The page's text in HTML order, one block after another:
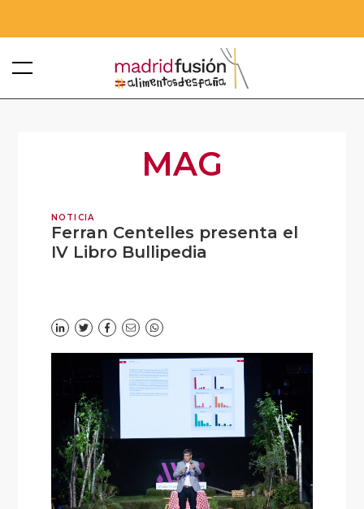
MAG
NOTICIA
Ferran Centelles presenta el
IV Libro Bullipedia